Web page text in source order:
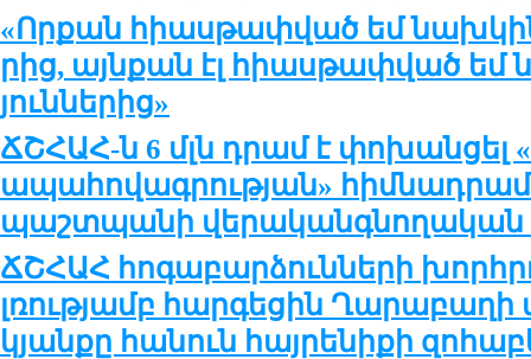
«Որ­քան հիաս­թափ­ված եմ
րից, այն­քան էլ հիաս­թափ­ված եմ
յուն­նե­րից»
ՃՇՀԱՀ-ն 6 մլն դրամ է փոխանցել
ապահովագրության»
պաշտպանի վերականգնողական
ՃՇՀԱՀ հոգաբարձունների
լռությամբ հարգեցին
կյանքը հանուն հայրենիքի